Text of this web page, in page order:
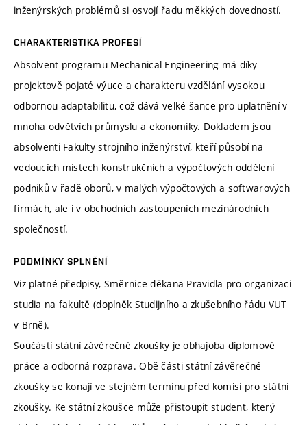
inženýrských problémů si osvojí řadu měkkých dovedností.
CHARAKTERISTIKA PROFESÍ
Absolvent programu Mechanical Engineering má díky
projektově pojaté výuce a charakteru vzdělání vysokou
odbornou adaptabilitu, což dává velké šance pro uplatnění v
mnoha odvětvích průmyslu a ekonomiky. Dokladem jsou
absolventi Fakulty strojního inženýrství, kteří působí na
vedoucích místech konstrukčních a výpočtových oddělení
podniků v řadě oborů, v malých výpočtových a softwarových
firmách, ale i v obchodních zastoupeních mezinárodních
společností.
PODMÍNKY SPLNĚNÍ
Viz platné předpisy, Směrnice děkana Pravidla pro organizaci
studia na fakultě (doplněk Studijního a zkušebního řádu VUT
v Brně).
Součástí státní závěrečné zkoušky je obhajoba diplomové
práce a odborná rozprava. Obě části státní závěrečné
zkoušky se konají ve stejném termínu před komisí pro státní
zkoušky. Ke státní zkoušce může přistoupit student, který